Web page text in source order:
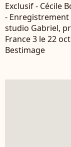
Exclusif - Cécile
-
studio Gabriel,
France 3 le 22
Bestimage